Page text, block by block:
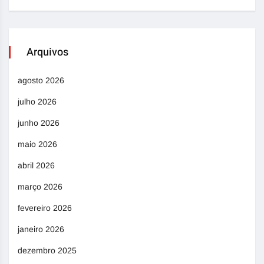
Arquivos
agosto 2026
julho 2026
junho 2026
maio 2026
abril 2026
março 2026
fevereiro 2026
janeiro 2026
dezembro 2025